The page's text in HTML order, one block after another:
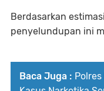
Berdasarkan
penyelundupan ini
Baca Juga :